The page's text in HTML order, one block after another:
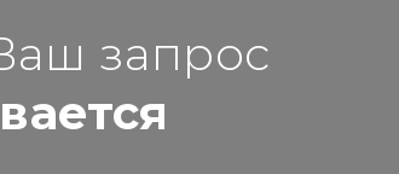
запрос